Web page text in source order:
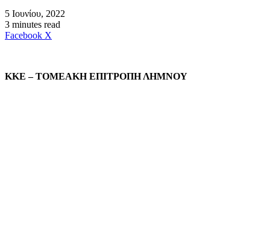
5 Ιουνίου, 2022
3 minutes read
Facebook X
ΚΚΕ – ΤΟΜΕΑΚΗ ΕΠΙΤΡΟΠΗ ΛΗΜΝΟΥ